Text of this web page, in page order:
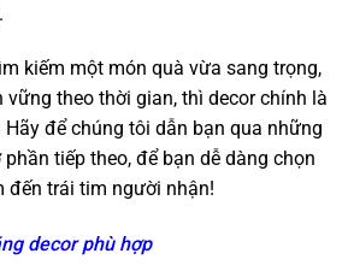
kiếm một món quà vừa sang trọng,
vững theo thời gian, thì decor chính là
để chúng tôi dẫn bạn qua những
tiếp theo, để bạn dễ dàng chọn
đến trái tim người nhận!
decor phù hợp